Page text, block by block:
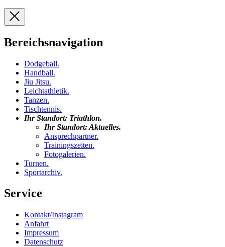
Bereichsnavigation
Dodgeball.
Handball.
Jiu Jitsu.
Leichtathletik.
Tanzen.
Tischtennis.
Ihr Standort: Triathlon.
Ihr Standort:Aktuelles.
Ansprechpartner.
Trainingszeiten.
Fotogalerien.
Turnen.
Sportarchiv.
Service
Kontakt/Instagram
Anfahrt
Impressum
Datenschutz